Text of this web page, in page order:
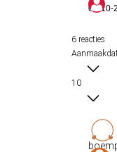
03-10-
6 reacties
10